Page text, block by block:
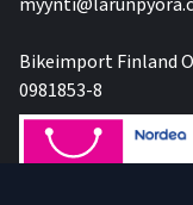
Bikeimport Finland
0981853-8